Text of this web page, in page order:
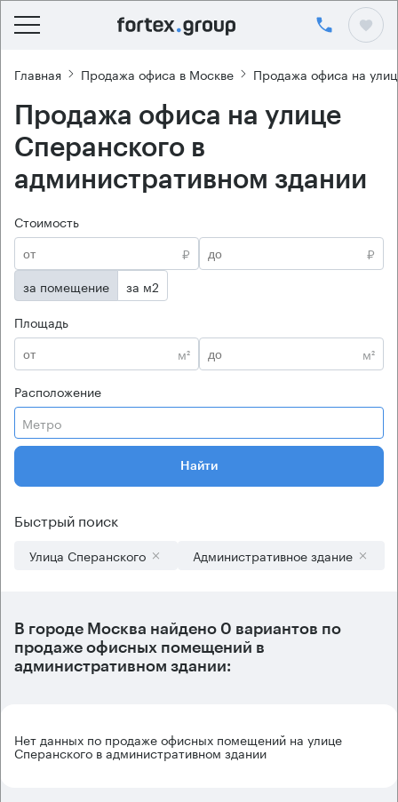
Главная Продажа офиса в Москве Продажа офиса на
Продажа офиса на улице
Сперанского в
административном здании
Стоимость
₽
₽
за помещение
за м2
Площадь
м²
м²
Расположение
Метро
Найти
Быстрый поиск
Улица Сперанского Административное здание
В городе Москва найдено 0 вариантов по
продаже офисных помещений в
административном здании:
Нет данных по продаже офисных помещений на улице
Сперанского в административном здании